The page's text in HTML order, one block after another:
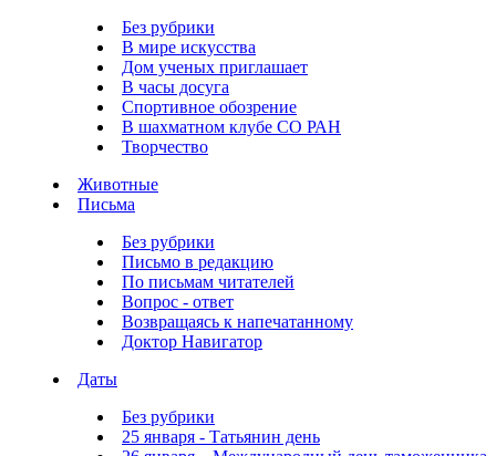
Без рубрики
В мире искусства
Дом ученых приглашает
В часы досуга
Спортивное обозрение
В шахматном клубе СО РАН
Творчество
Животные
Письма
Без рубрики
Письмо в редакцию
По письмам читателей
Вопрос - ответ
Возвращаясь к напечатанному
Доктор Навигатор
Даты
Без рубрики
25 января - Татьянин день